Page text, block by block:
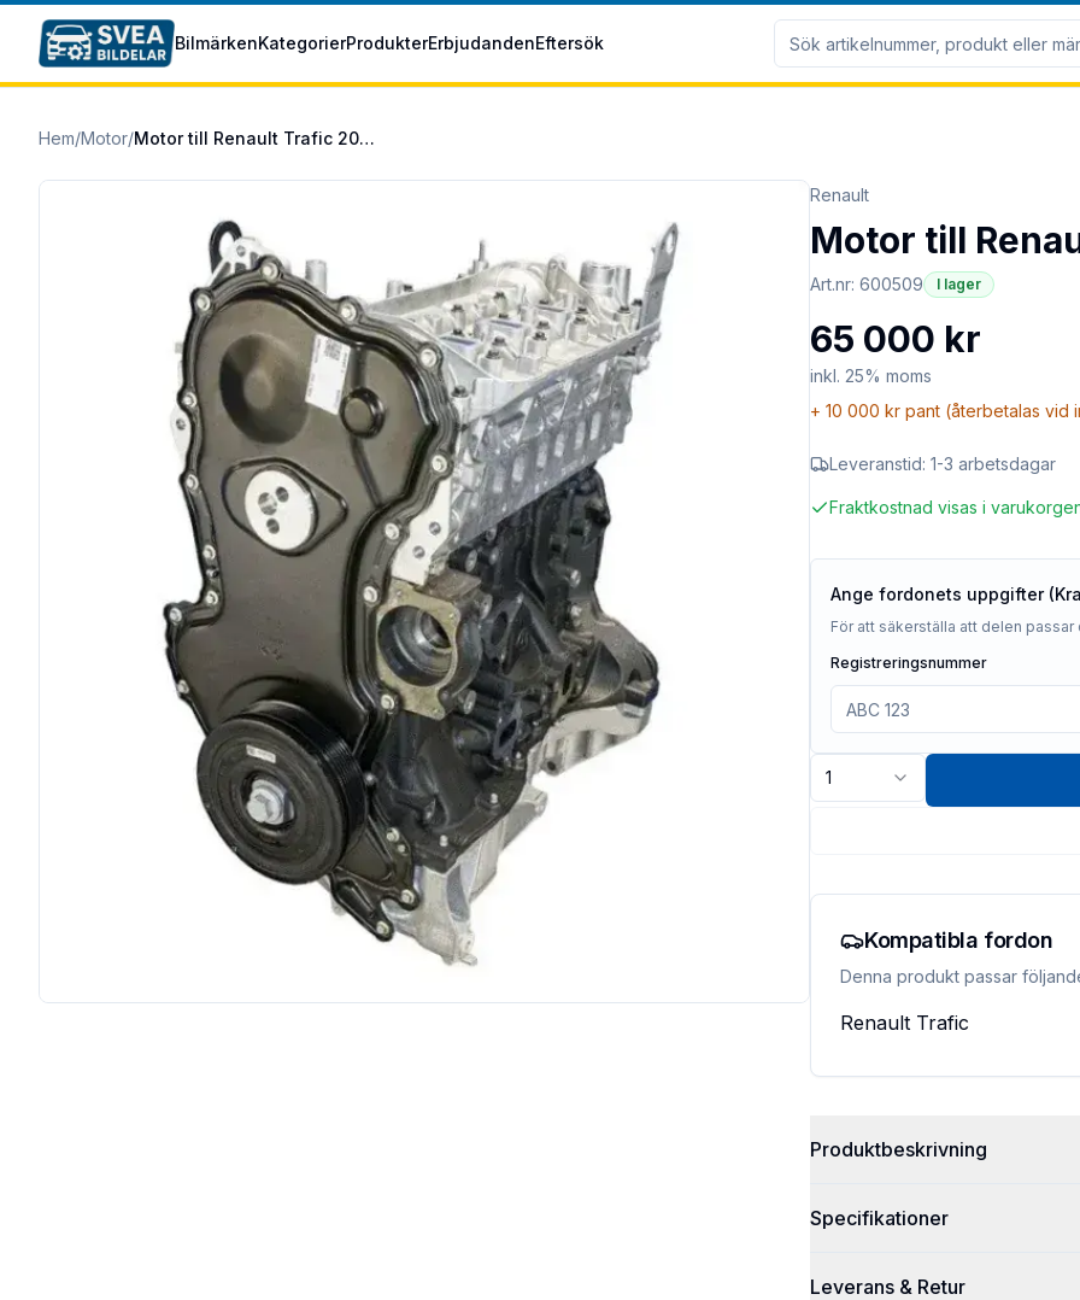
Hoppa till huvudinnehåll
BilmärkenKategorierProdukterErbjudandenEftersök
Hem/Motor/ Motor till Renault Trafic 2015/07- 1.6 dCi 145
Renault
Motor till
Art.nr: 600509 I lager
65 000 kr
inkl. 25% moms
+ 10 000 kr pant (återbetalas vid
Leveranstid: 1-3 arbetsdagar
Fraktkostnad visas i
Ange fordonets uppgifter
För att säkerställa att delen
Registreringsnummer
1
Kompatibla fordon
Denna produkt passar
Renault Trafic
Produktbeskrivning
Specifikationer
Leverans & Retur